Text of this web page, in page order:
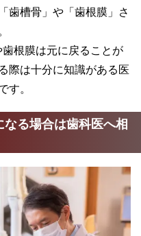
歯槽骨」や「歯根膜」さ
根膜は元に戻ることが
際は十分に知識がある医
す。
る場合は歯科医へ相